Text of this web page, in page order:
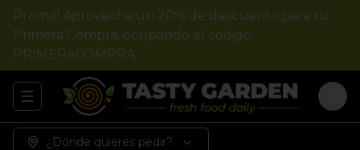
Promo! Aprovecha un 20% de descuento para tu
Primera Compra, ocupando el código
PRIMERACOMPRA
Abrir menu de navegación
¿Dónde quieres pedir?